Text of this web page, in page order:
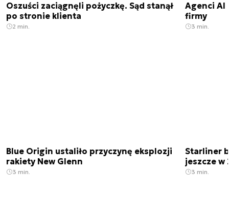
Oszuści zaciągnęli pożyczkę. Sąd stanął
po stronie klienta
2 min.
Agenci AI
firmy
3 min.
Blue Origin ustaliło przyczynę eksplozji
rakiety New Glenn
3 min.
Starliner
jeszcze w
3 min.